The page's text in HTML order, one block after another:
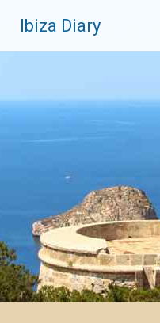
Inhalt
springen
Ibiza Diary